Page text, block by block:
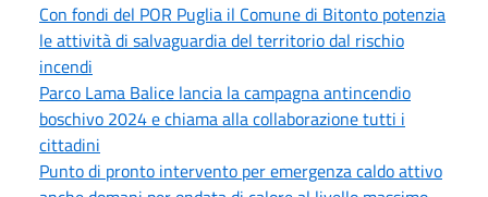
Con fondi del POR Puglia il Comune di Bitonto potenzia
le attività di salvaguardia del territorio dal rischio
incendi
Parco Lama Balice lancia la campagna antincendio
boschivo 2024 e chiama alla collaborazione tutti i
cittadini
Punto di pronto intervento per emergenza caldo attivo